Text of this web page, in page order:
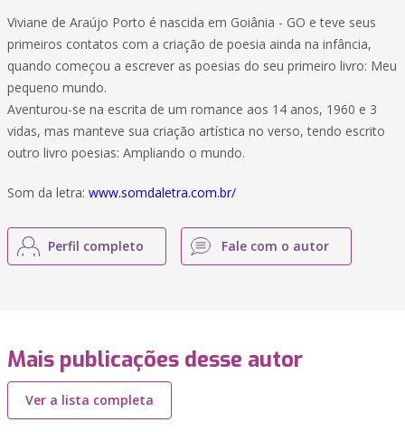
Viviane de Araújo Porto é nascida em Goiânia - GO e teve seus
primeiros contatos com a criação de poesia ainda na infância,
quando começou a escrever as poesias do seu primeiro livro: Meu
pequeno mundo.
Aventurou-se na escrita de um romance aos 14 anos, 1960 e 3
vidas, mas manteve sua criação artística no verso, tendo escrito
outro livro poesias: Ampliando o mundo.
Som da letra: www.somdaletra.com.br/
Perfil completo Fale com o autor
Mais publicações desse autor
Ver a lista completa